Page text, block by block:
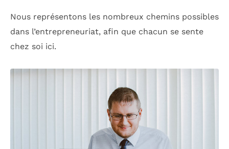
Nous représentons les nombreux chemins possibles
dans l’entrepreneuriat, afin que chacun se sente
chez soi ici.